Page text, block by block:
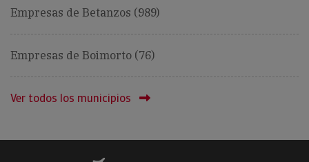
Empresas de Betanzos (989)
Empresas de Boimorto (76)
Ver todos los municipios